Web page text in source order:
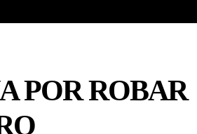
POR ROBAR